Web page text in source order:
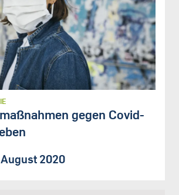
gegen Covid-
2020